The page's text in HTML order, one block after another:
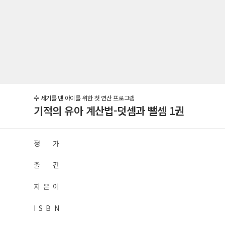
수 세기를 뗀 아이를 위한 첫 연산 프로그램
기적의 유아 계산법-덧셈과 뺄셈 1권
정 가
출 간
지 은 이
I S B N